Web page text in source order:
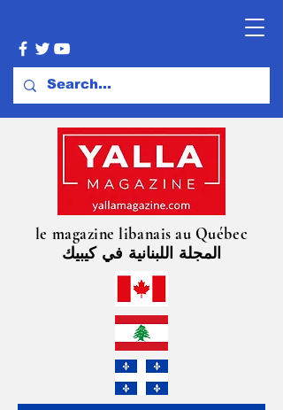
le magazine libanais au Québec
المجلة اللبنانية في كيبيك